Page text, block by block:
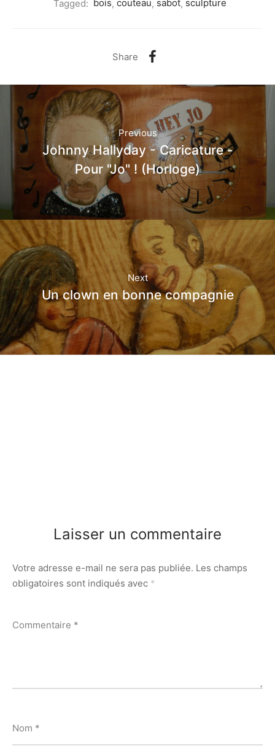
Tagged: bois, couteau, sabot, sculpture
Share
Previous
Johnny Hallyday - Caricature -
Pour "Jo" ! (Horloge)
Next
Un clown en bonne compagnie
Laisser un commentaire
Votre adresse e-mail ne sera pas publiée. Les champs
obligatoires sont indiqués avec *
Commentaire *
Nom *